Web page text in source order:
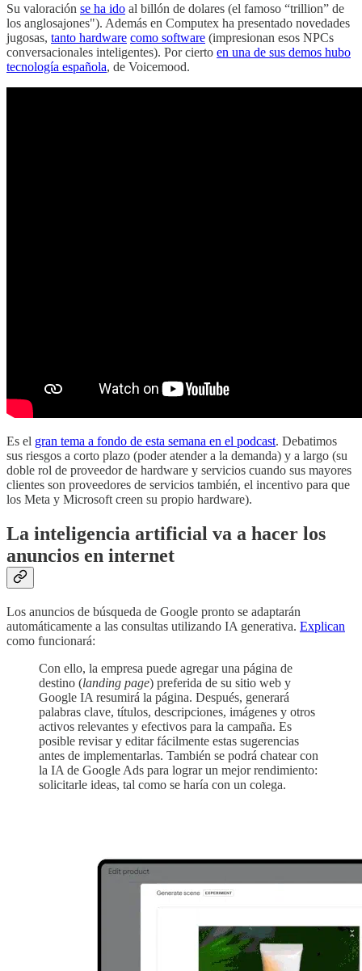
Su valoración se ha ido al billón de dolares (el famoso “trillion” de
los anglosajones"). Además en Computex ha presentado novedades
jugosas, tanto hardware como software (impresionan esos NPCs
conversacionales inteligentes). Por cierto en una de sus demos hubo
tecnología española, de Voicemood.
Es el gran tema a fondo de esta semana en el podcast. Debatimos
sus riesgos a corto plazo (poder atender a la demanda) y a largo (su
doble rol de proveedor de hardware y servicios cuando sus mayores
clientes son proveedores de servicios también, el incentivo para que
los Meta y Microsoft creen su propio hardware).
La inteligencia artificial va a hacer los
anuncios en internet
Los anuncios de búsqueda de Google pronto se adaptarán
automáticamente a las consultas utilizando IA generativa. Explican
como funcionará:
Con ello, la empresa puede agregar una página de
destino (landing page) preferida de su sitio web y
Google IA resumirá la página. Después, generará
palabras clave, títulos, descripciones, imágenes y otros
activos relevantes y efectivos para la campaña. Es
posible revisar y editar fácilmente estas sugerencias
antes de implementarlas. También se podrá chatear con
la IA de Google Ads para lograr un mejor rendimiento:
solicitarle ideas, tal como se haría con un colega.